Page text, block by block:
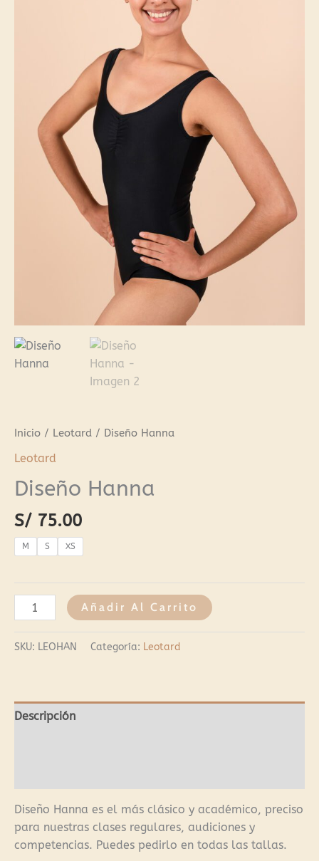
Inicio / Leotard / Diseño Hanna
Leotard
Diseño Hanna
S/ 75.00
M S XS
Añadir Al Carrito
SKU: LEOHAN Categoría: Leotard
Descripción
Diseño Hanna es el más clásico y académico, preciso
para nuestras clases regulares, audiciones y
competencias. Puedes pedirlo en todas las tallas.